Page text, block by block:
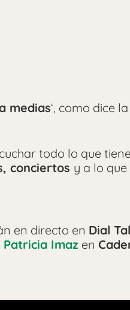
medias‘, como dice
todo lo que
conciertos y a lo
en directo en Dial
Patricia Imaz en